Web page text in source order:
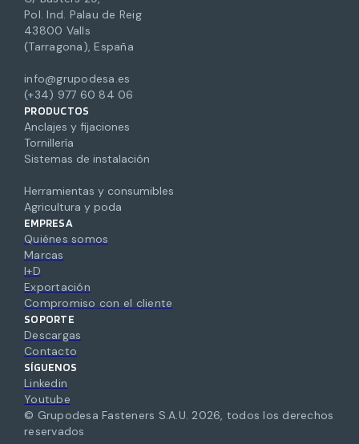
Pol. Ind. Palau de Reig
43800 Valls
(Tarragona), España
info@grupodesa.es
(+34) 977 60 84 06
PRODUCTOS
Anclajes y fijaciones
Tornillería
Sistemas de instalación
Herramientas y consumibles
Agricultura y poda
EMPRESA
Quiénes somos
Marcas
I+D
Exportación
Compromiso con el cliente
SOPORTE
Descargas
Contacto
SÍGUENOS
Linkedin
Youtube
© Grupodesa Fasteners S.A.U. 2026, todos los derechos
reservados